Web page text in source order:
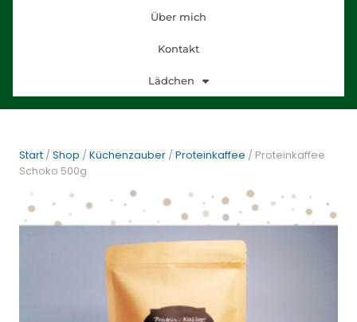
Über mich
Kontakt
Lädchen
Start /Shop /Küchenzauber /Proteinkaffee / Proteinkaffee
Schoko 500g